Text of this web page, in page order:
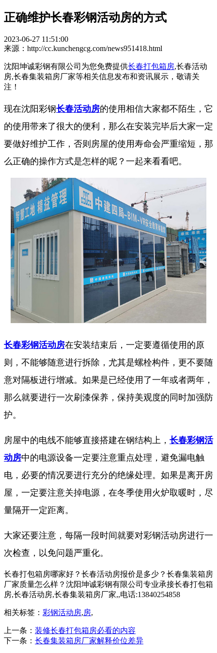
正确维护长春彩钢活动房的方式
2023-06-27 11:51:00
来源：http://cc.kunchengcg.com/news951418.html
沈阳坤诚彩钢有限公司为您免费提供长春打包箱房,长春活动
房,长春集装箱房厂家等相关信息发布和资讯展示，敬请关
注！
现在沈阳彩钢长春活动房的使用相信大家都不陌生，它
的使用带来了很大的便利，那么在安装完毕后大家一定
要做好维护工作，否则房屋的使用寿命会严重缩短，那
么正确的操作方式是怎样的呢？一起来看看吧。
长春彩钢活动房在安装结束后，一定要遵循使用的原
则，不能够随意进行拆除，尤其是螺栓构件，更不要随
意对隔板进行增减。如果是已经使用了一年或者两年，
那么就要进行一次刷漆保养，保持美观度的同时加强防
护。
房屋中的电线不能够直接搭建在钢结构上， 长春彩钢活
动房中的电源设备一定要注意重点处理，避免漏电触
电，必要的情况要进行充分的绝缘处理。如果是离开房
屋，一定要注意关掉电源，在冬季使用火炉取暖时，尽
量隔开一定距离。
大家还要注意，每隔一段时间就要对彩钢活动房进行一
次检查，以免问题严重化。
长春打包箱房哪家好？长春活动房报价是多少？长春集装箱房
厂家质量怎么样？沈阳坤诚彩钢有限公司专业承接长春打包箱
房,长春活动房,长春集装箱房厂家,,电话:13840254858
相关标签： 彩钢活动房,房,
上一条： 装修长春打包箱房必看的内容
下一条： 长春集装箱房厂家解释价位差异